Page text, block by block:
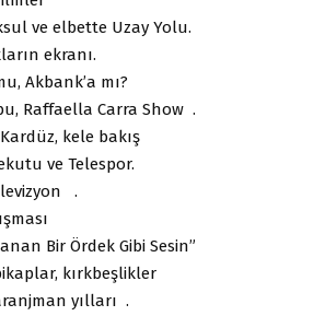
ve elbette Uzay Yolu.
ekranı.
Akbank’a mı?
Raffaella Carra Show .
kele bakış
ve Telespor.
.
Bir Ördek Gibi Sesin”
kırkbeşlikler
yılları .